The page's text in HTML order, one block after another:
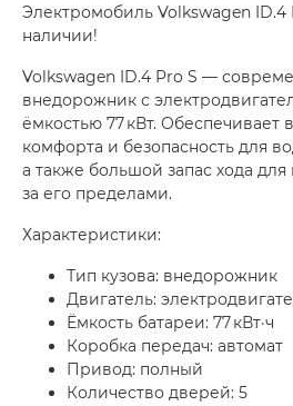
Электромобиль Volkswagen ID.4
наличии!
Volkswagen ID.4 Pro S —
внедорожник с
ёмкостью 77 кВт. Обеспечивает
комфорта и безопасность для
а также большой запас хода
за его пределами.
Характеристики:
Тип кузова: внедорожник
Двигатель:
Ёмкость батареи: 77 кВт·ч
Коробка передач: автомат
Привод: полный
Количество дверей: 5